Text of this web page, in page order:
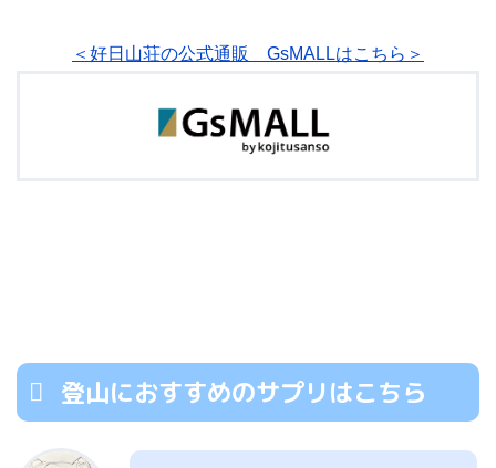
＜好日山荘の公式通販 GsMALLはこちら＞
登山におすすめのサプリはこちら